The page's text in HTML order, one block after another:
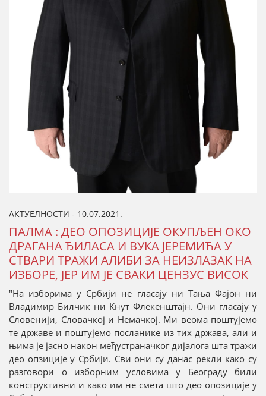
АКТУЕЛНОСТИ - 10.07.2021.
ПАЛМА : ДЕО ОПОЗИЦИЈЕ ОКУПЉЕН ОКО
ДРАГАНА ЂИЛАСА И ВУКА ЈЕРЕМИЋА У
СТВАРИ ТРАЖИ АЛИБИ ЗА НЕИЗЛАЗАК НА
ИЗБОРЕ, ЈЕР ИМ ЈЕ СВАКИ ЦЕНЗУС ВИСОК
"На изборима у Србији не гласају ни Тања Фајон ни
Владимир Билчик ни Кнут Флекенштајн. Они гласају у
Словенији, Словачкој и Немачкој. Ми веома поштујемо
те државе и поштујемо посланике из тих држава, али и
њима је јасно након међустраначког дијалога шта тражи
део опзиције у Србији. Сви они су данас рекли како су
разговори о изборним условима у Београду били
конструктивни и како им не смета што део опозиције у